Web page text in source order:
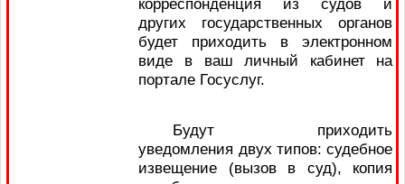
корреспонденция из судов и
других государственных органов
будет приходить в электронном
виде в ваш личный кабинет на
портале Госуслуг.
Будут приходить
уведомления двух типов: судебное
извещение (вызов в суд), копия